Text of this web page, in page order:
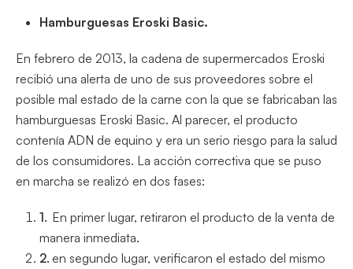
Hamburguesas Eroski Basic.
En febrero de 2013, la cadena de supermercados Eroski
recibió una alerta de uno de sus proveedores sobre el
posible mal estado de la carne con la que se fabricaban las
hamburguesas Eroski Basic. Al parecer, el producto
contenía ADN de equino y era un serio riesgo para la salud
de los consumidores. La acción correctiva que se puso
en marcha se realizó en dos fases:
En primer lugar, retiraron el producto de la venta de
manera inmediata.
en segundo lugar, verificaron el estado del mismo